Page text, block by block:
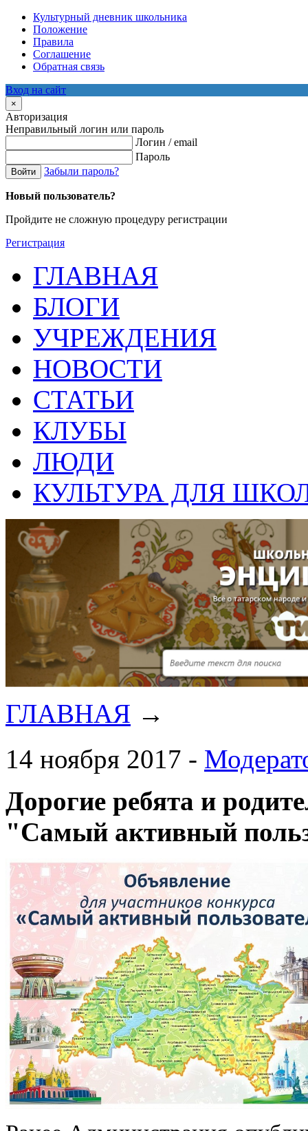
Культурный дневник школьника
Положение
Правила
Соглашение
Обратная связь
Вход на сайт
×
Авторизация
Неправильный логин или пароль
Логин / email
Пароль
Войти Забыли пароль?
Новый пользователь?
Пройдите не сложную процедуру регистрации
Регистрация
ГЛАВНАЯ
БЛОГИ
УЧРЕЖДЕНИЯ
НОВОСТИ
СТАТЬИ
КЛУБЫ
ЛЮДИ
КУЛЬТУРА ДЛЯ
ГЛАВНАЯ →
14 ноября 2017 -
Дорогие ребята и
"Самый активный